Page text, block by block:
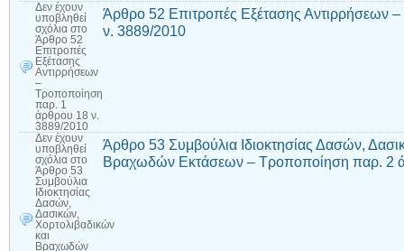
Δεν έχουν
υποβληθεί
σχόλια στο
Άρθρο 52
Επιτροπές
Εξέτασης
Αντιρρήσεων
–
Τροποποίηση
παρ. 1
άρθρου 18 ν.
3889/2010
Άρθρο 52 Επιτροπές Εξέτασης Αντιρρήσεων
ν. 3889/2010
Δεν έχουν
υποβληθεί
σχόλια στο
Άρθρο 53
Συμβούλια
Ιδιοκτησίας
Δασών,
Δασικών,
Χορτολιβαδικών
και
Βραχωδών
Άρθρο 53 Συμβούλια Ιδιοκτησίας Δασών,
Βραχωδών Εκτάσεων – Τροποποίηση παρ. 2